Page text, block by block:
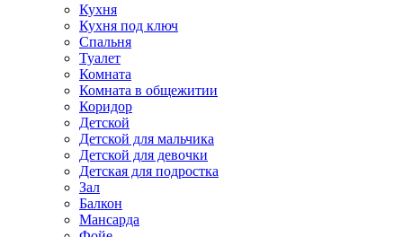
Кухня
Кухня под ключ
Спальня
Туалет
Комната
Комната в общежитии
Коридор
Детской
Детской для мальчика
Детской для девочки
Детская для подростка
Зал
Балкон
Мансарда